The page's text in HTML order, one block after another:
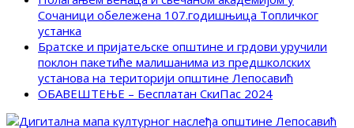
Сочаници обележена 107.годишњица Топличког
устанка
Братске и пријатељске општине и грдови уручили
поклон пакетиће малишанима из предшколских
установа на територији општине Лепосавић
ОБАВЕШТЕЊЕ – Бесплатан СкиПас 2024